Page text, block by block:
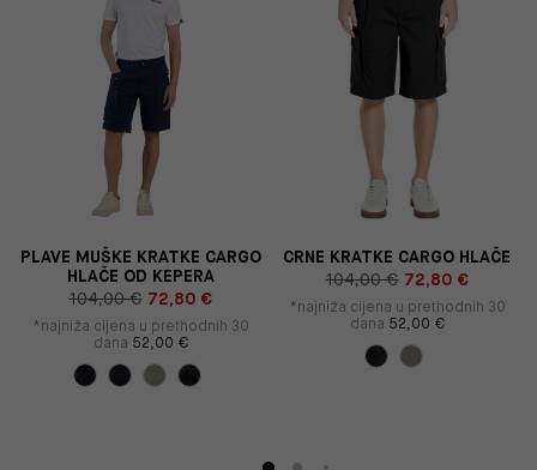
PLAVE MUŠKE KRATKE CARGO
HLAČE OD KEPERA
104,00 € 72,80 €
*najniža cijena u prethodnih 30
dana 52,00 €
CRNE KRATKE CARGO HLAČE
104,00 € 72,80 €
*najniža cijena u prethodnih 30
dana 52,00 €